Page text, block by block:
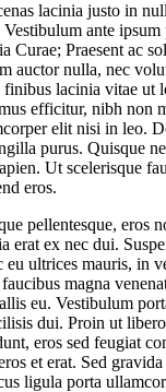
lacinia justo in
Vestibulum ante
Curae; Praesent ac
auctor nulla, nec
finibus lacinia vitae ut
efficitur, nibh non
elit nisi in leo.
purus. Quisque
Ut scelerisque
eros.
pellentesque, eros
erat ex nec dui.
eu ultrices mauris, in
faucibus magna
eu. Vestibulum
dui. Proin ut
eros sed feugiat
et erat. Sed
ligula porta